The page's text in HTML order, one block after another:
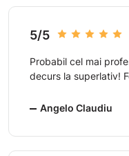
5/5
Probabil cel mai
decurs la superlativ!
Angelo Claudiu